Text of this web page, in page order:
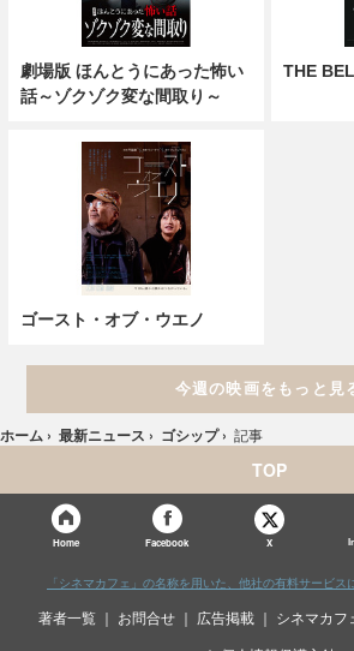
劇場版 ほんとうにあった怖い
話～ゾクゾク変な間取り～
THE
ゴースト・オブ・ウエノ
今週の映画をもっと見
ホーム › 最新ニュース › ゴシップ › 記事
TOP
Home Facebook X
「シネマカフェ」の名称を用いた、他社の有料サービス
著者一覧 お問合せ 広告掲載 シネマカフ